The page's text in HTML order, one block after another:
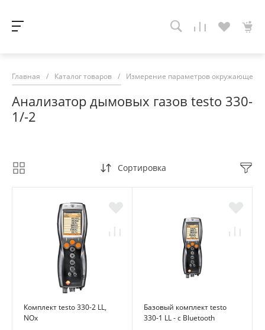
Главная / Каталог товаров / Измерение параметров окружающей
Анализатор дымовых газов testo 330-
1/-2
Сортировка
Комплект testo 330-2 LL,
NOx
Базовый комплект testo
330-1 LL - с Bluetooth